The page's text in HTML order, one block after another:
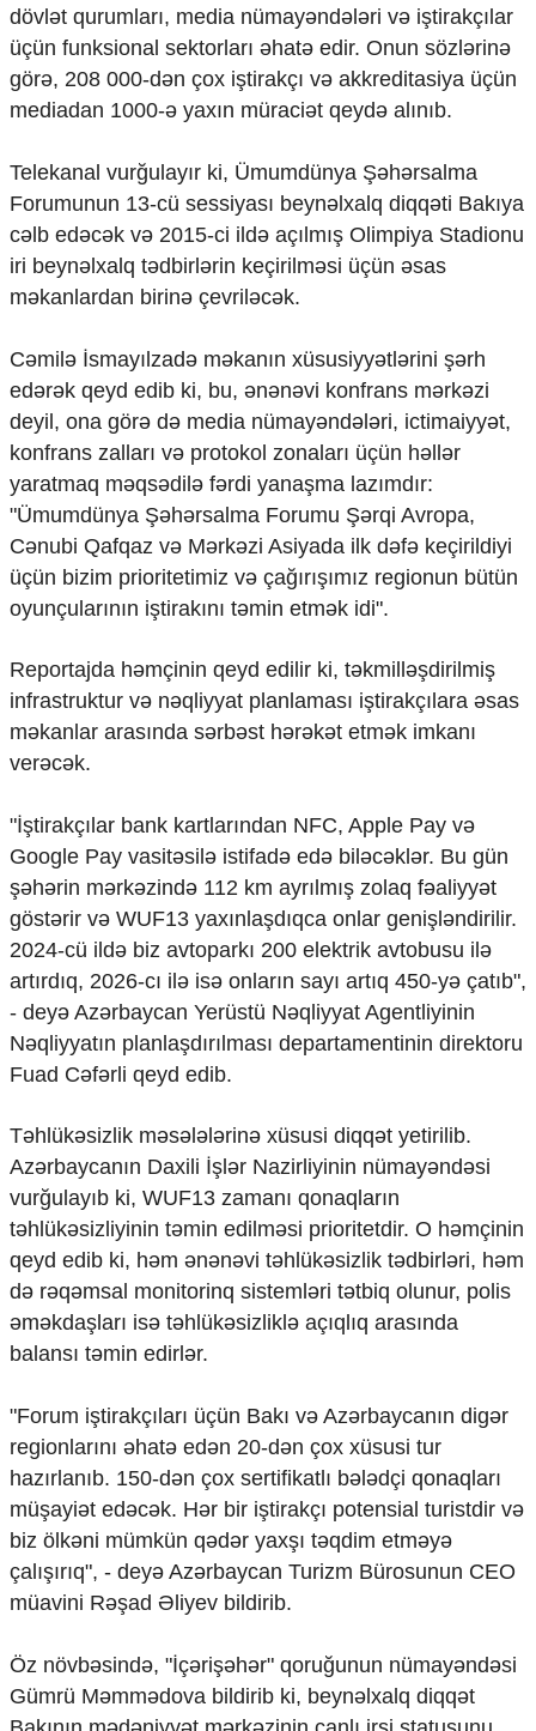
Cəmiyyət
Crossmedia.az - 1 yaş
Siyasət
Məhkəmə və hüquq
Zəfər - 5
Gənclər və İdman
Media və QHT
Hadisə
Sağlamlıq
Sosium
Texnologiya
Mətbuat-150
Əlaqə
Missiyamız
dövlət qurumları, media nümayəndələri və iştirakçılar
üçün funksional sektorları əhatə edir. Onun sözlərinə
görə, 208 000-dən çox iştirakçı və akkreditasiya üçün
mediadan 1000-ə yaxın müraciət qeydə alınıb.
Telekanal vurğulayır ki, Ümumdünya Şəhərsalma
Forumunun 13-cü sessiyası beynəlxalq diqqəti Bakıya
cəlb edəcək və 2015-ci ildə açılmış Olimpiya Stadionu
iri beynəlxalq tədbirlərin keçirilməsi üçün əsas
məkanlardan birinə çevriləcək.
Cəmilə İsmayılzadə məkanın xüsusiyyətlərini şərh
edərək qeyd edib ki, bu, ənənəvi konfrans mərkəzi
deyil, ona görə də media nümayəndələri, ictimaiyyət,
konfrans zalları və protokol zonaları üçün həllər
yaratmaq məqsədilə fərdi yanaşma lazımdır:
"Ümumdünya Şəhərsalma Forumu Şərqi Avropa,
Cənubi Qafqaz və Mərkəzi Asiyada ilk dəfə keçirildiyi
üçün bizim prioritetimiz və çağırışımız regionun bütün
oyunçularının iştirakını təmin etmək idi".
Reportajda həmçinin qeyd edilir ki, təkmilləşdirilmiş
infrastruktur və nəqliyyat planlaması iştirakçılara əsas
məkanlar arasında sərbəst hərəkət etmək imkanı
verəcək.
"İştirakçılar bank kartlarından NFC, Apple Pay və
Google Pay vasitəsilə istifadə edə biləcəklər. Bu gün
şəhərin mərkəzində 112 km ayrılmış zolaq fəaliyyət
göstərir və WUF13 yaxınlaşdıqca onlar genişləndirilir.
2024-cü ildə biz avtoparkı 200 elektrik avtobusu ilə
artırdıq, 2026-cı ilə isə onların sayı artıq 450-yə çatıb",
- deyə Azərbaycan Yerüstü Nəqliyyat Agentliyinin
Nəqliyyatın planlaşdırılması departamentinin direktoru
Fuad Cəfərli qeyd edib.
Təhlükəsizlik məsələlərinə xüsusi diqqət yetirilib.
Azərbaycanın Daxili İşlər Nazirliyinin nümayəndəsi
vurğulayıb ki, WUF13 zamanı qonaqların
təhlükəsizliyinin təmin edilməsi prioritetdir. O həmçinin
qeyd edib ki, həm ənənəvi təhlükəsizlik tədbirləri, həm
də rəqəmsal monitorinq sistemləri tətbiq olunur, polis
əməkdaşları isə təhlükəsizliklə açıqlıq arasında
balansı təmin edirlər.
"Forum iştirakçıları üçün Bakı və Azərbaycanın digər
regionlarını əhatə edən 20-dən çox xüsusi tur
hazırlanıb. 150-dən çox sertifikatlı bələdçi qonaqları
müşayiət edəcək. Hər bir iştirakçı potensial turistdir və
biz ölkəni mümkün qədər yaxşı təqdim etməyə
çalışırıq", - deyə Azərbaycan Turizm Bürosunun CEO
müavini Rəşad Əliyev bildirib.
Öz növbəsində, "İçərişəhər" qoruğunun nümayəndəsi
Gümrü Məmmədova bildirib ki, beynəlxalq diqqət